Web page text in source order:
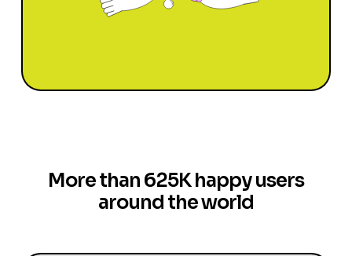
More than 625K happy users
around the world